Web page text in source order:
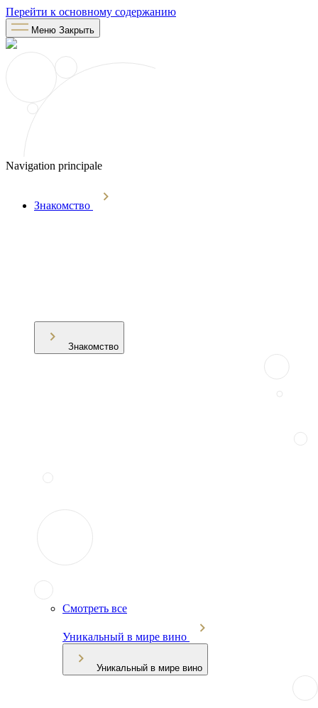
Перейти к основному содержанию
Меню Закрыть
Navigation principale
Знакомство
Знакомство
Смотреть все
Уникальный в мире вино
Уникальный в мире вино